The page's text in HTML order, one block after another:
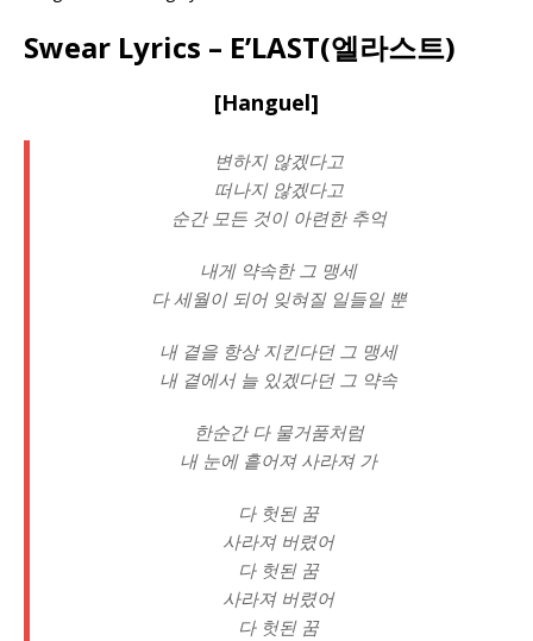
Swear Lyrics – E’LAST(엘라스트)
[Hanguel]
변하지 않겠다고
떠나지 않겠다고
순간 모든 것이 아련한 추억
내게 약속한 그 맹세
다 세월이 되어 잊혀질 일들일 뿐
내 곁을 항상 지킨다던 그 맹세
내 곁에서 늘 있겠다던 그 약속
한순간 다 물거품처럼
내 눈에 흩어져 사라져 가
다 헛된 꿈
사라져 버렸어
다 헛된 꿈
사라져 버렸어
다 헛된 꿈